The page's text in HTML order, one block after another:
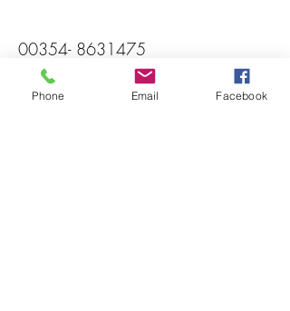
00354- 8631475
dokk@dokkiceland.com
Phone Email Facebook